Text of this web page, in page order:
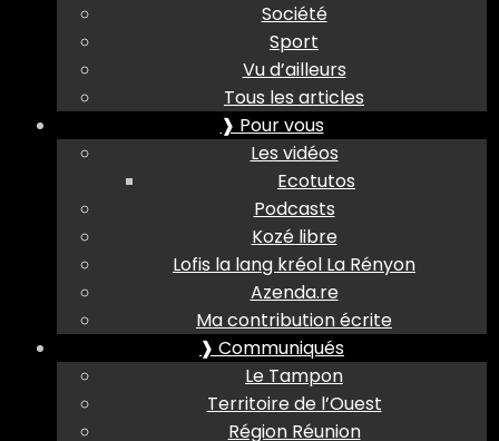
Société
Sport
Vu d’ailleurs
Tous les articles
❱ Pour vous
Les vidéos
Ecotutos
Podcasts
Kozé libre
Lofis la lang kréol La Rényon
Azenda.re
Ma contribution écrite
❱ Communiqués
Le Tampon
Territoire de l’Ouest
Région Réunion